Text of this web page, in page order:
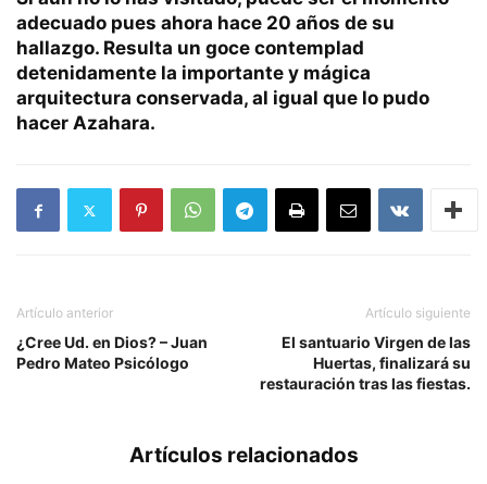
adecuado pues ahora hace 20 años de su
hallazgo. Resulta un goce contemplad
detenidamente la importante y mágica
arquitectura conservada, al igual que lo pudo
hacer Azahara.
Artículo anterior
¿Cree Ud. en Dios? – Juan
Pedro Mateo Psicólogo
Artículo siguiente
El santuario Virgen de las
Huertas, finalizará su
restauración tras las fiestas.
Artículos relacionados